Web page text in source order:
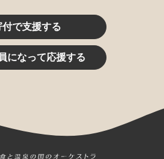
付で支援する
になって応援する